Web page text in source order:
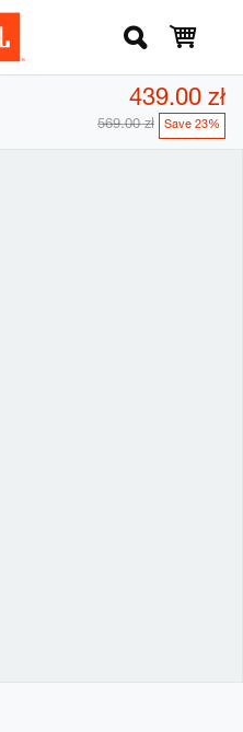
439.00 zł
569.00 zł Save 23%